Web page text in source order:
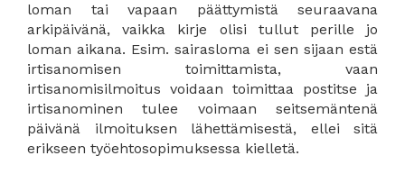
loman tai vapaan päättymistä seuraavana
arkipäivänä, vaikka kirje olisi tullut perille jo
loman aikana. Esim. sairasloma ei sen sijaan estä
irtisanomisen toimittamista, vaan
irtisanomisilmoitus voidaan toimittaa postitse ja
irtisanominen tulee voimaan seitsemäntenä
päivänä ilmoituksen lähettämisestä, ellei sitä
erikseen työehtosopimuksessa kielletä.